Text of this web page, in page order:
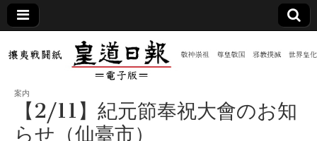
皇道
日報
敬神
尊皇
｜昭
和八
年創
刊
案内
【2/11】紀元節奉祝大會のお知
らせ（仙臺市）